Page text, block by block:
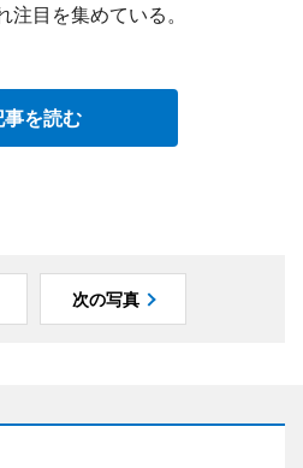
目を集めている。
事を読む
次の写真